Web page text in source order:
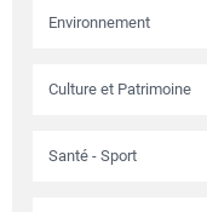
Environnement
Culture et Patrimoine
Santé - Sport